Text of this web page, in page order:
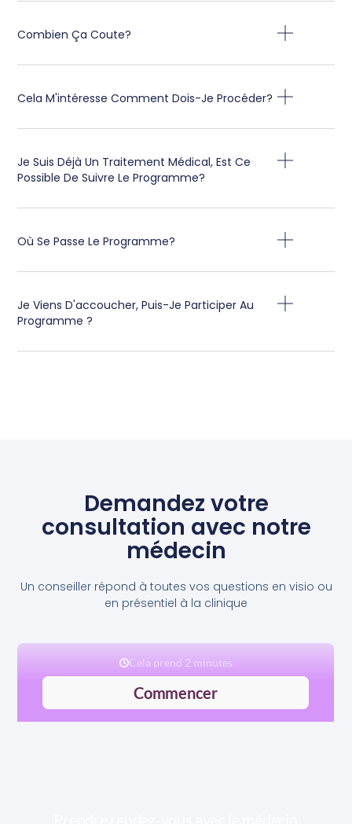
Combien Ça Coute?
Cela M'intéresse Comment Dois-Je Procéder?
Je Suis Déjà Un Traitement Médical, Est Ce
Possible De Suivre Le Programme?
Où Se Passe Le Programme?
Je Viens D'accoucher, Puis-Je Participer Au
Programme ?
Demandez votre
consultation avec notre
médecin
Un conseiller répond à toutes vos questions en visio ou
en présentiel à la clinique